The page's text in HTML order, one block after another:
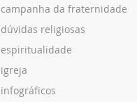
campanha da fraternidade
dúvidas religiosas
espiritualidade
igreja
infográficos